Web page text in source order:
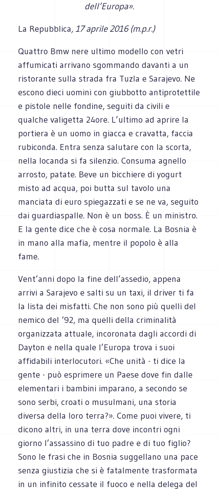
dell’Europa».
La Repubblica, 17 aprile 2016 (m.p.r.)
Quattro Bmw nere ultimo modello con vetri
affumicati arrivano sgommando davanti a un
ristorante sulla strada fra Tuzla e Sarajevo. Ne
escono dieci uomini con giubbotto antiprotettile
e pistole nelle fondine, seguiti da civili e
qualche valigetta 24ore. L’ultimo ad aprire la
portiera è un uomo in giacca e cravatta, faccia
rubiconda. Entra senza salutare con la scorta,
nella locanda si fa silenzio. Consuma agnello
arrosto, patate. Beve un bicchiere di yogurt
misto ad acqua, poi butta sul tavolo una
manciata di euro spiegazzati e se ne va, seguito
dai guardiaspalle. Non è un boss. È un ministro.
E la gente dice che è cosa normale. La Bosnia è
in mano alla mafia, mentre il popolo è alla
fame.
Vent’anni dopo la fine dell’assedio, appena
arrivi a Sarajevo e salti su un taxi, il driver ti fa
la lista dei misfatti. Che non sono più quelli del
nemico del ‘92, ma quelli della criminalità
organizzata attuale, incoronata dagli accordi di
Dayton e nella quale l’Europa trova i suoi
affidabili interlocutori. «Che unità - ti dice la
gente - può esprimere un Paese dove fin dalle
elementari i bambini imparano, a secondo se
sono serbi, croati o musulmani, una storia
diversa della loro terra?». Come puoi vivere, ti
dicono altri, in una terra dove incontri ogni
giorno l’assassino di tuo padre e di tuo figlio?
Sono le frasi che in Bosnia suggellano una pace
senza giustizia che si è fatalmente trasformata
in un infinito cessate il fuoco e nella delega del